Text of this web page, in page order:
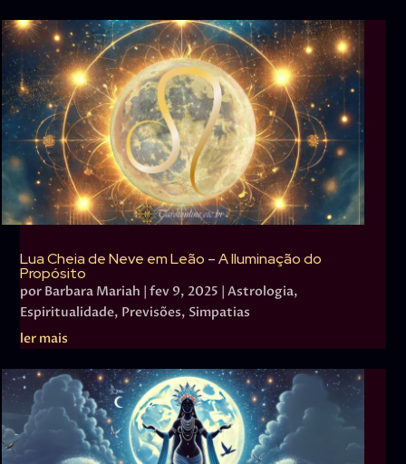
Lua Cheia de Neve em Leão – A Iluminação do
Propósito
por Barbara Mariah |fev 9, 2025 |Astrologia,
Espiritualidade, Previsões, Simpatias
ler mais